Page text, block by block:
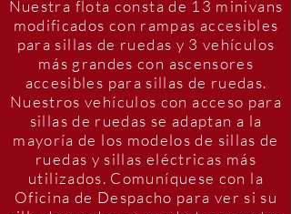
Nuestra flota consta de 13 minivans
modificados con rampas accesibles
para sillas de ruedas y 3 vehículos
más grandes con ascensores
accesibles para sillas de ruedas.
Nuestros vehículos con acceso para
sillas de ruedas se adaptan a la
mayoría de los modelos de sillas de
ruedas y sillas eléctricas más
utilizados. Comuníquese con la
Oficina de Despacho para ver si su